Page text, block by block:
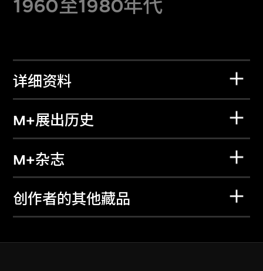
1960至1980年代
详细资料
M+展出历史
M+杂志
创作者的其他藏品